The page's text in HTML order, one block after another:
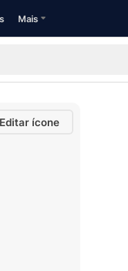
Mais
Editar ícone